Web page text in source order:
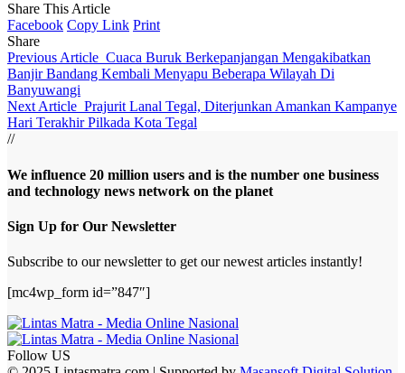
Share This Article
Facebook Copy Link Print
Share
Previous Article Cuaca Buruk Berkepanjangan Mengakibatkan
Banjir Bandang Kembali Menyapu Beberapa Wilayah Di
Banyuwangi
Next Article Prajurit Lanal Tegal, Diterjunkan Amankan Kampanye
Hari Terakhir Pilkada Kota Tegal
//
We influence 20 million users and is the number one business
and technology news network on the planet
Sign Up for Our Newsletter
Subscribe to our newsletter to get our newest articles instantly!
[mc4wp_form id=”847″]
Follow US